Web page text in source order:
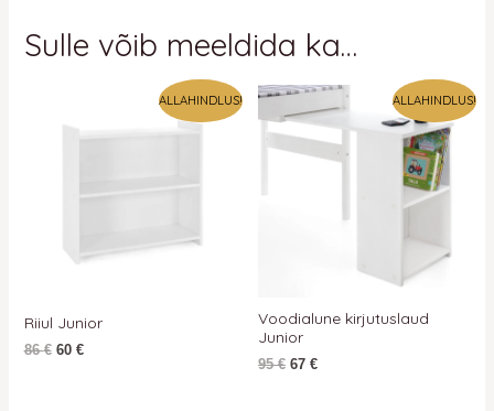
Sulle võib meeldida ka…
ALLAHINDLUS!
Riiul Junior
86€
on:
60 €
ALLAHINDLUS!
Voodialune kirjutuslaud
Junior
Algne
oli:
95 €.
95€
Praegune
hind
on:
95 €.
67 €